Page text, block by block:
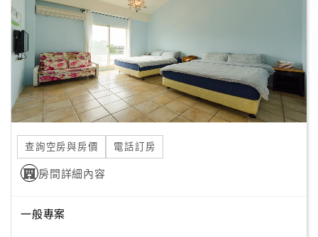
旅
伴
計
劃
商
品
宣
傳
查詢空房與房價 電話訂房
房間詳細內容
一般專案